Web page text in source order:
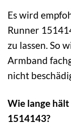
Es wird
Runner
zu lassen. So
Armband
nicht
Wie lange
1514143?